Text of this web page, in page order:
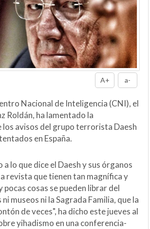
A+ a-
Nacional de Inteligencia (CNI), el
Roldán, ha lamentado la
los avisos del grupo terrorista Daesh
en España.
a lo que dice el Daesh y sus órganos
revista que tienen tan magnífica y
pocas cosas se pueden librar del
museos ni la Sagrada Familia, que la
de veces", ha dicho este jueves al
yihadismo en una conferencia-